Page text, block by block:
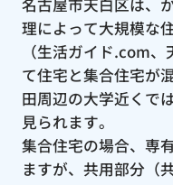
名古屋市天白区は、
理によって大規模な
（生活ガイド.com
て住宅と集合住宅が
田周辺の大学近くで
見られます。
集合住宅の場合、専
ますが、共用部分（